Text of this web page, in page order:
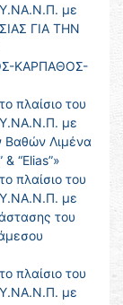
Υ.ΝΑ.Ν.Π. με
ΓΙΑ ΤΗΝ
ΚΑΡΠΑΘΟΣ-
πλαίσιο του
Υ.ΝΑ.Ν.Π. με
Βαθών Λιμένα
“Elias”»
πλαίσιο του
Υ.ΝΑ.Ν.Π. με
του
πλαίσιο του
Υ.ΝΑ.Ν.Π. με